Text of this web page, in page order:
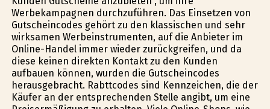
Werbekampagnen durchzuführen. Das Einsetzen von
Gutscheincodes gehört zu den klassischen und sehr
wirksamen Werbeinstrumenten, auf die Anbieter im
Online-Handel immer wieder zurückgreifen, und da
diese keinen direkten Kontakt zu den Kunden
aufbauen können, wurden die Gutscheincodes
herausgebracht. Rabttcodes sind Kennzeichen, die der
Käufer an der entsprechenden Stelle angibt, um eine